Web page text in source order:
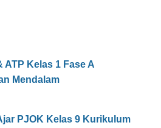
ATP Kelas 1 Fase A
Mendalam
PJOK Kelas 9 Kurikulum